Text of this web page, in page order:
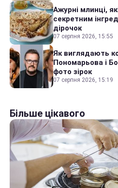
Ажурні млинці,
секретним
дірочок
07 серпня 2026, 15:55
Як виглядають
Пономарьова і
фото зірок
07 серпня 2026, 15:19
Більше цікавого